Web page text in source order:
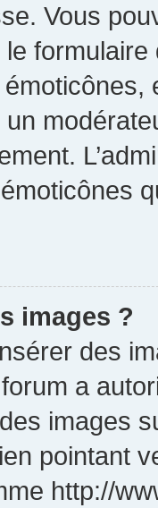
Vous
images ?
des
a
images
pointant
http://